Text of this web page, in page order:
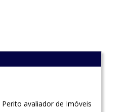
Perito avaliador de Imóveis